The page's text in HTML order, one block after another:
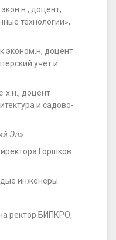
доцент,
технологии»,
доцент
учет и
х.н., доцент
и садово-
Эл»
Горшков
инженеры.
ректор БИПКРО,